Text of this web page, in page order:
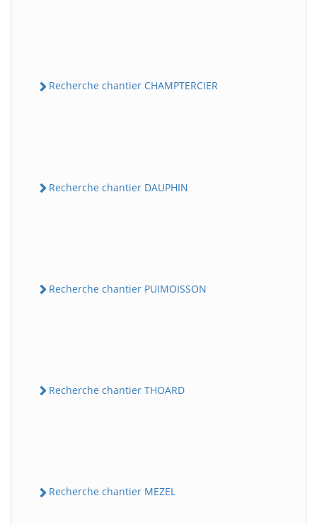
Recherche chantier CHAMPTERCIER
Recherche chantier DAUPHIN
Recherche chantier PUIMOISSON
Recherche chantier THOARD
Recherche chantier MEZEL